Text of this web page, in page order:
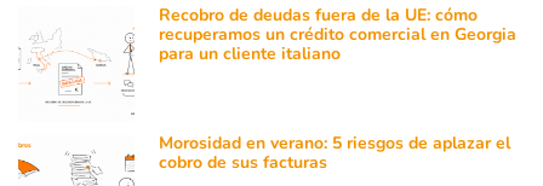
Recobro de deudas fuera de la UE: cómo
recuperamos un crédito comercial en Georgia
para un cliente italiano
Morosidad en verano: 5 riesgos de aplazar el
cobro de sus facturas